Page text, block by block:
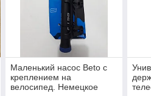
Маленький насос Beto с
креплением на
велосипед. Немецкое